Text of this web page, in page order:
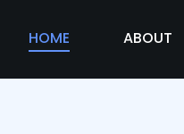
HOME ABOUT